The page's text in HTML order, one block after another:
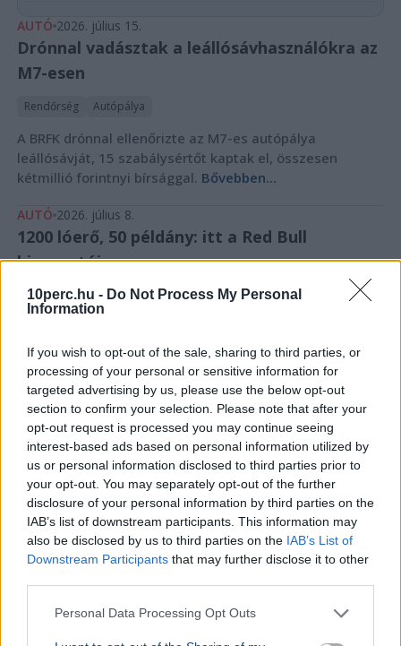
10perc.hu - Do Not Process My Personal
Information
If you wish to opt-out of the sale, sharing to third parties, or
processing of your personal or sensitive information for
targeted advertising by us, please use the below opt-out
section to confirm your selection. Please note that after your
opt-out request is processed you may continue seeing
interest-based ads based on personal information utilized by
us or personal information disclosed to third parties prior to
your opt-out. You may separately opt-out of the further
disclosure of your personal information by third parties on the
IAB’s list of downstream participants. This information may
also be disclosed by us to third parties on the IAB’s List of
Downstream Participants that may further disclose it to other
Personal Data Processing Opt Outs
AUTÓ 2026. július 15.
Drónnal vadásztak a leállósávhasználókra az
M7-esen
Rendőrség Autópálya
A BRFK drónnal ellenőrizte az M7-es autópálya
leállósávját, 15 szabálysértőt kaptak el, összesen
kétmillió forintnyi bírsággal. Bővebben...
AUTÓ 2026. július 8.
1200 lóerő, 50 példány: itt a Red Bull
hiperautója
Autó
A Red Bull RB17 hiperautója a Goodwood Festival of
készül belőle. Bővebben...